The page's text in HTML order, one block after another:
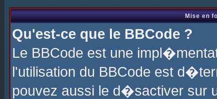
Mise en
Qu'est-ce que le BBCode ?
Le BBCode est une
l'utilisation du BBCode est
pouvez aussi le d�sactiver sur